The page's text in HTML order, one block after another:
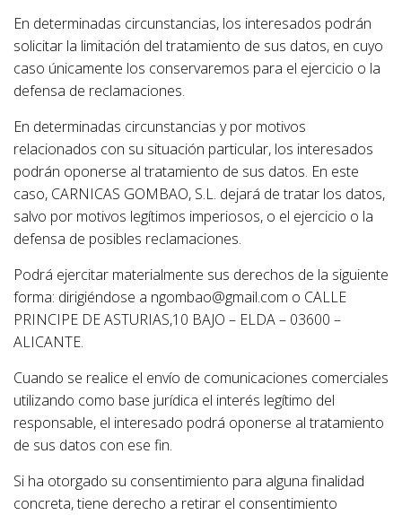
En determinadas circunstancias, los interesados podrán
solicitar la limitación del tratamiento de sus datos, en cuyo
caso únicamente los conservaremos para el ejercicio o la
defensa de reclamaciones.
En determinadas circunstancias y por motivos
relacionados con su situación particular, los interesados
podrán oponerse al tratamiento de sus datos. En este
caso, CARNICAS GOMBAO, S.L. dejará de tratar los datos,
salvo por motivos legítimos imperiosos, o el ejercicio o la
defensa de posibles reclamaciones.
Podrá ejercitar materialmente sus derechos de la siguiente
forma: dirigiéndose a ngombao@gmail.com o CALLE
PRINCIPE DE ASTURIAS,10 BAJO – ELDA – 03600 –
ALICANTE.
Cuando se realice el envío de comunicaciones comerciales
utilizando como base jurídica el interés legítimo del
responsable, el interesado podrá oponerse al tratamiento
de sus datos con ese fin.
Si ha otorgado su consentimiento para alguna finalidad
concreta, tiene derecho a retirar el consentimiento